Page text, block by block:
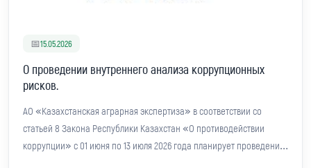
📅15.05.2026
О проведении внутреннего анализа коррупционных
рисков.
АО «Казахстанская аграрная экспертиза» в соответствии со
статьей 8 Закона Республики Казахстан «О противодействии
коррупции» с 01 июня по 13 июля 2026 года планирует проведение